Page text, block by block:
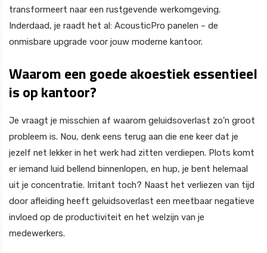
transformeert naar een rustgevende werkomgeving.
Inderdaad, je raadt het al: AcousticPro panelen – de
onmisbare upgrade voor jouw moderne kantoor.
Waarom een goede akoestiek essentieel
is op kantoor?
Je vraagt je misschien af waarom geluidsoverlast zo'n groot
probleem is. Nou, denk eens terug aan die ene keer dat je
jezelf net lekker in het werk had zitten verdiepen. Plots komt
er iemand luid bellend binnenlopen, en hup, je bent helemaal
uit je concentratie. Irritant toch? Naast het verliezen van tijd
door afleiding heeft geluidsoverlast een meetbaar negatieve
invloed op de productiviteit en het welzijn van je
medewerkers.